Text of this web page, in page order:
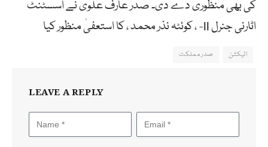
کی بھی منظوری دے دی۔ صدر عارف علوی نے اسسٹنٹ
اٹارنی جنرل II- ، کوئٹہ نذر محمد ، کا استعفیٰ منظور کیا
الیکشن صدر مملکت
LEAVE A REPLY